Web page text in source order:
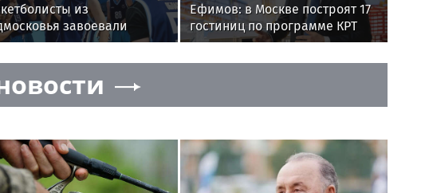
из
завоевали
на всероссийской
Ефимов: в Москве построят 17
гостиниц по программе КРТ